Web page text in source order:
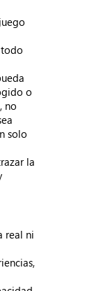
o
no
solo
la
real ni